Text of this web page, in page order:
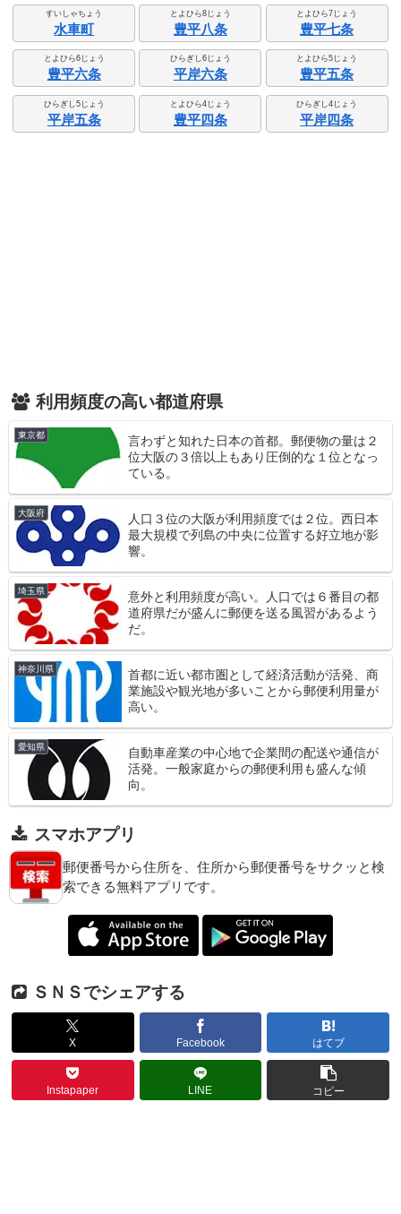
すいしゃちょう
水車町
とよひら8じょう
豊平八条
とよひら7じょう
豊平七条
とよひら6じょう
豊平六条
ひらぎし6じょう
平岸六条
とよひら5じょう
豊平五条
ひらぎし5じょう
平岸五条
とよひら4じょう
豊平四条
ひらぎし4じょう
平岸四条
利用頻度の高い都道府県
東京都
言わずと知れた日本の首都。郵便物の量は２
位大阪の３倍以上もあり圧倒的な１位となっ
ている。
大阪府
人口３位の大阪が利用頻度では２位。西日本
最大規模で列島の中央に位置する好立地が影
響。
埼玉県
意外と利用頻度が高い。人口では６番目の都
道府県だが盛んに郵便を送る風習があるよう
だ。
神奈川県
首都に近い都市圏として経済活動が活発、商
業施設や観光地が多いことから郵便利用量が
高い。
愛知県
自動車産業の中心地で企業間の配送や通信が
活発。一般家庭からの郵便利用も盛んな傾
向。
スマホアプリ
郵便番号から住所を、住所から郵便番号をサクッと検
索できる無料アプリです。
ＳＮＳでシェアする
X Facebook はてブ
Instapaper LINE コピー